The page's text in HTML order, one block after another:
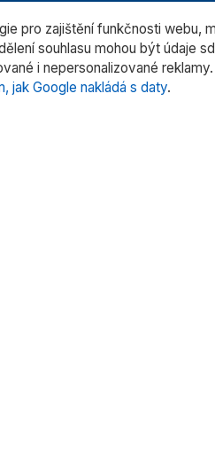
pro zajištění funkčnosti webu,
souhlasu mohou být údaje
i nepersonalizované
jak Google nakládá s daty.